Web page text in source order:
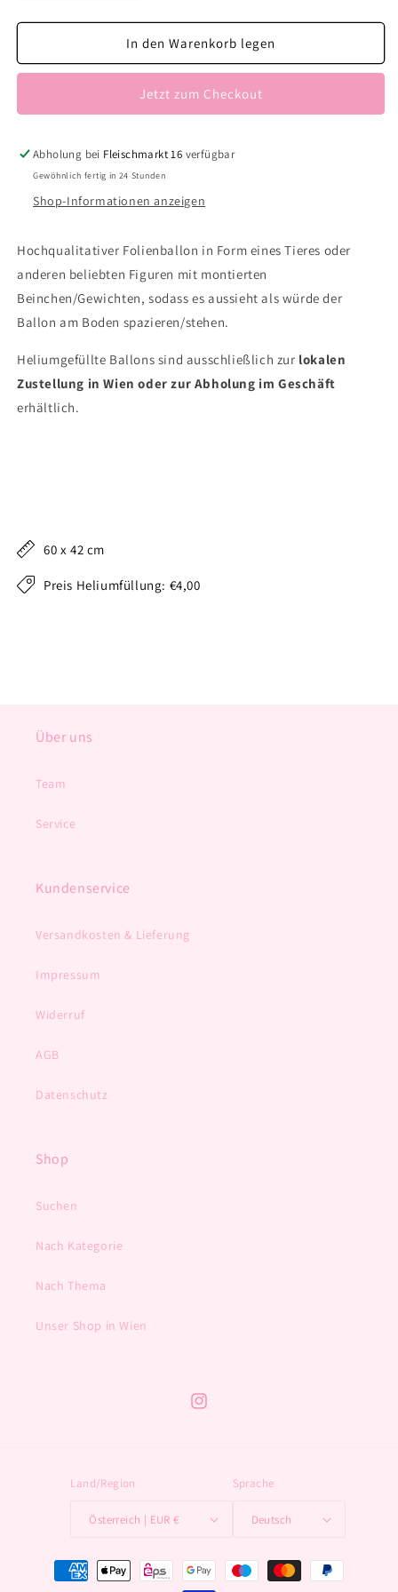
die
Menge
AW
die
Menge
für
AW
In den Warenkorb legen
Jetzt zum Checkout
Abholung bei Fleischmarkt 16 verfügbar
Gewöhnlich fertig in 24 Stunden
Shop-Informationen anzeigen
Hochqualitativer Folienballon in Form eines Tieres oder
anderen beliebten Figuren mit montierten
Beinchen/Gewichten, sodass es aussieht als würde der
Ballon am Boden spazieren/stehen.
Heliumgefüllte Ballons sind ausschließlich zur lokalen
Zustellung in Wien oder zur Abholung im Geschäft
erhältlich.
60 x 42 cm
Preis Heliumfüllung: €4,00
Über uns
Team
Service
Kundenservice
Versandkosten & Lieferung
Impressum
Widerruf
AGB
Datenschutz
Shop
Suchen
Nach Kategorie
Nach Thema
Unser Shop in Wien
Instagram
Land/Region
Österreich | EUR €
Sprache
Deutsch
Zahlungsmethoden